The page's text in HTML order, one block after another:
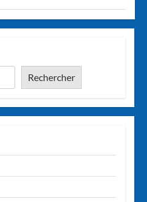
Rechercher